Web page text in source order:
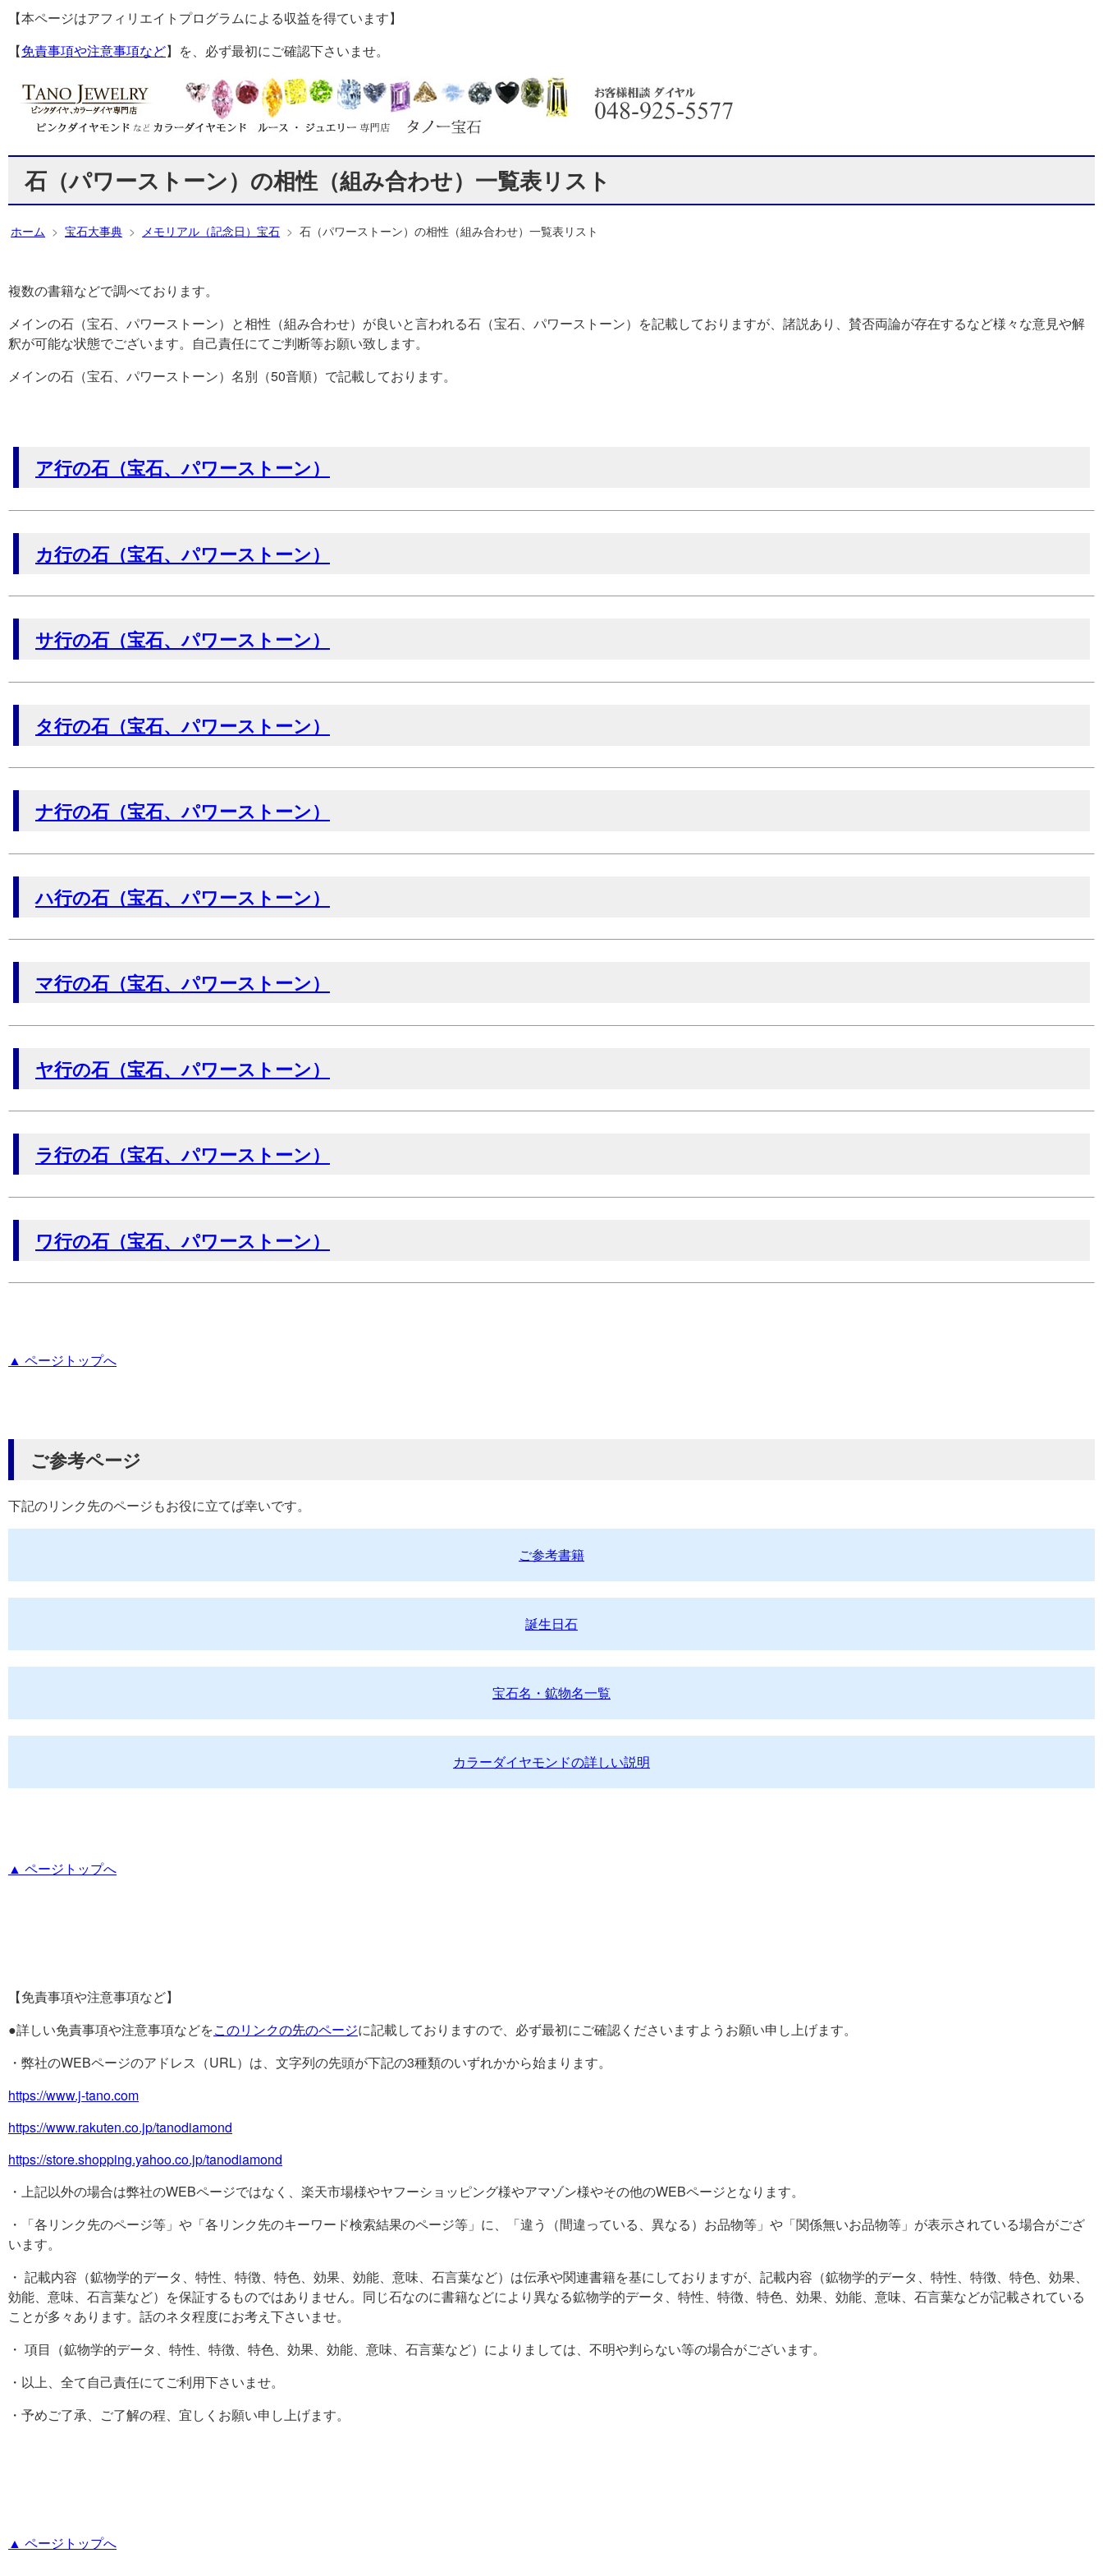
【本ページはアフィリエイトプログラムによる収益を得ています】
【免責事項や注意事項など】を、必ず最初にご確認下さいませ。
石（パワーストーン）の相性（組み合わせ）一覧表リスト
ホーム 宝石大事典 メモリアル（記念日）宝石 石（パワーストーン）の相性（組み合わせ）一覧表リスト
複数の書籍などで調べております。
メインの石（宝石、パワーストーン）と相性（組み合わせ）が良いと言われる石（宝石、パワーストーン）を記載しておりますが、諸説あり、賛否両論が存在するなど様々な意見や解
釈が可能な状態でございます。自己責任にてご判断等お願い致します。
メインの石（宝石、パワーストーン）名別（50音順）で記載しております。
ア行の石（宝石、パワーストーン）
カ行の石（宝石、パワーストーン）
サ行の石（宝石、パワーストーン）
タ行の石（宝石、パワーストーン）
ナ行の石（宝石、パワーストーン）
ハ行の石（宝石、パワーストーン）
マ行の石（宝石、パワーストーン）
ヤ行の石（宝石、パワーストーン）
ラ行の石（宝石、パワーストーン）
ワ行の石（宝石、パワーストーン）
▲ ページトップへ
ご参考ページ
下記のリンク先のページもお役に立てば幸いです。
ご参考書籍
誕生日石
宝石名・鉱物名一覧
カラーダイヤモンドの詳しい説明
▲ ページトップへ
【免責事項や注意事項など】
●詳しい免責事項や注意事項などをこのリンクの先のページに記載しておりますので、必ず最初にご確認くださいますようお願い申し上げます。
・弊社のWEBページのアドレス（URL）は、文字列の先頭が下記の3種類のいずれかから始まります。
https://www.j-tano.com
https://www.rakuten.co.jp/tanodiamond
https://store.shopping.yahoo.co.jp/tanodiamond
・上記以外の場合は弊社のWEBページではなく、楽天市場様やヤフーショッピング様やアマゾン様やその他のWEBページとなります。
・「各リンク先のページ等」や「各リンク先のキーワード検索結果のページ等」に、「違う（間違っている、異なる）お品物等」や「関係無いお品物等」が表示されている場合がござ
います。
・ 記載内容（鉱物学的データ、特性、特徴、特色、効果、効能、意味、石言葉など）は伝承や関連書籍を基にしておりますが、記載内容（鉱物学的データ、特性、特徴、特色、効果、
効能、意味、石言葉など）を保証するものではありません。同じ石なのに書籍などにより異なる鉱物学的データ、特性、特徴、特色、効果、効能、意味、石言葉などが記載されている
ことが多々あります。話のネタ程度にお考え下さいませ。
・ 項目（鉱物学的データ、特性、特徴、特色、効果、効能、意味、石言葉など）によりましては、不明や判らない等の場合がございます。
・以上、全て自己責任にてご利用下さいませ。
・予めご了承、ご了解の程、宜しくお願い申し上げます。
▲ ページトップへ